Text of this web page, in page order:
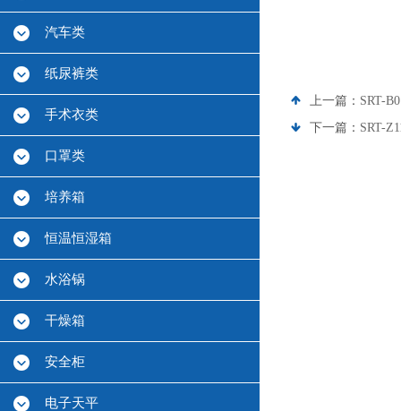
汽车类
纸尿裤类
手术衣类
口罩类
培养箱
恒温恒湿箱
水浴锅
干燥箱
安全柜
电子天平
上一篇： SRT-
下一篇： SRT-